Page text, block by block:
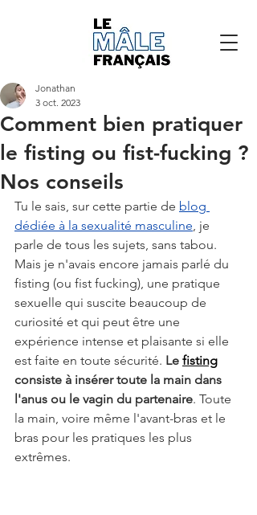
Comment bien pratiquer
le fisting ou fist-fucking ?
Nos conseils
Jonathan
3 oct. 2023
Tu le sais, sur cette partie de blog
dédiée à la sexualité masculine, je
parle de tous les sujets, sans tabou.
Mais je n'avais encore jamais parlé du
fisting (ou fist fucking), une pratique
sexuelle qui suscite beaucoup de
curiosité et qui peut être une
expérience intense et plaisante si elle
est faite en toute sécurité. Le fisting
consiste à insérer toute la main dans
l'anus ou le vagin du partenaire. Toute
la main, voire même l'avant-bras et le
bras pour les pratiques les plus
extrêmes.